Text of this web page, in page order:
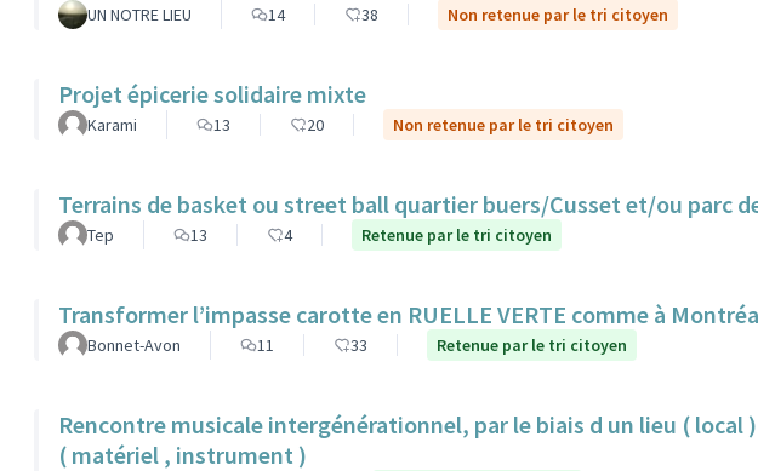
UN NOTRE LIEU 14 38 Non retenue par le tri citoyen
Projet épicerie solidaire mixte
Karami 13 20 Non retenue par le tri citoyen
Terrains de basket ou street ball quartier buers/Cusset et/ou parc
Tep 13 4 Retenue par le tri citoyen
Transformer l’impasse carotte en RUELLE VERTE comme à
Bonnet-Avon 11 33 Retenue par le tri citoyen
Rencontre musicale intergénérationnel, par le biais d un lieu ( local
( matériel , instrument )